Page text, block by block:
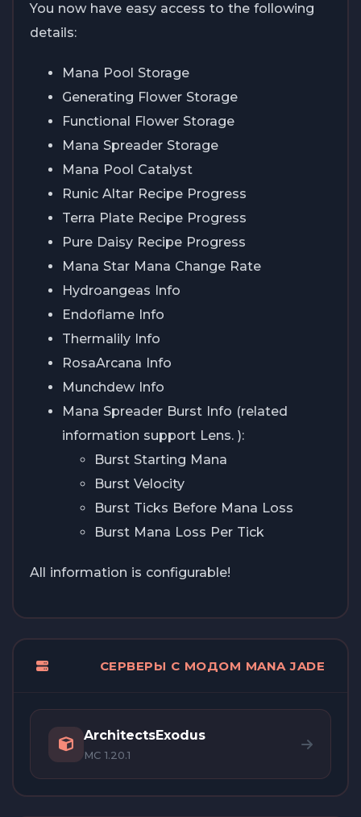
You now have easy access to the following
details:
Mana Pool Storage
Generating Flower Storage
Functional Flower Storage
Mana Spreader Storage
Mana Pool Catalyst
Runic Altar Recipe Progress
Terra Plate Recipe Progress
Pure Daisy Recipe Progress
Mana Star Mana Change Rate
Hydroangeas Info
Endoflame Info
Thermalily Info
RosaArcana Info
Munchdew Info
Mana Spreader Burst Info (related
information support Lens. ):
Burst Starting Mana
Burst Velocity
Burst Ticks Before Mana Loss
Burst Mana Loss Per Tick
All information is configurable!
СЕРВЕРЫ С МОДОМ MANA JADE
ArchitectsExodus
MC 1.20.1